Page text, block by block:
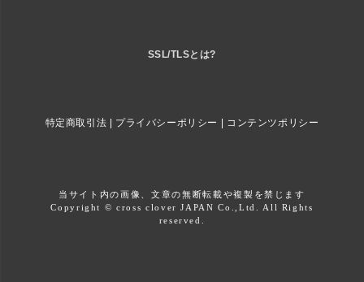
SSL/TLSとは?
特定商取引法 | プライバシーポリシー | コンテンツポリシー
当サイト内の画像、文章の無断転載や複製を禁じます
Copyright © cross clover JAPAN Co.,Ltd. All Rights
reserved.